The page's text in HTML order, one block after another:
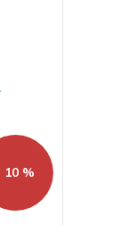
10 %